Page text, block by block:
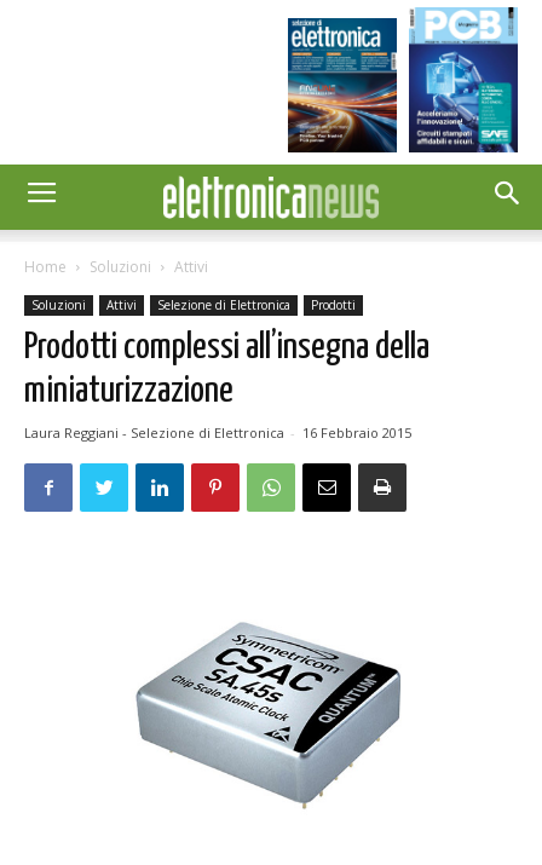
Home Soluzioni Attivi
Soluzioni Attivi Selezione di Elettronica Prodotti
Prodotti complessi all’insegna della
miniaturizzazione
Laura Reggiani - Selezione di Elettronica - 16 Febbraio 2015